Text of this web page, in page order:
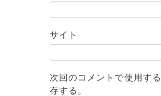
サイト
次回のコメントで使用す
存する。